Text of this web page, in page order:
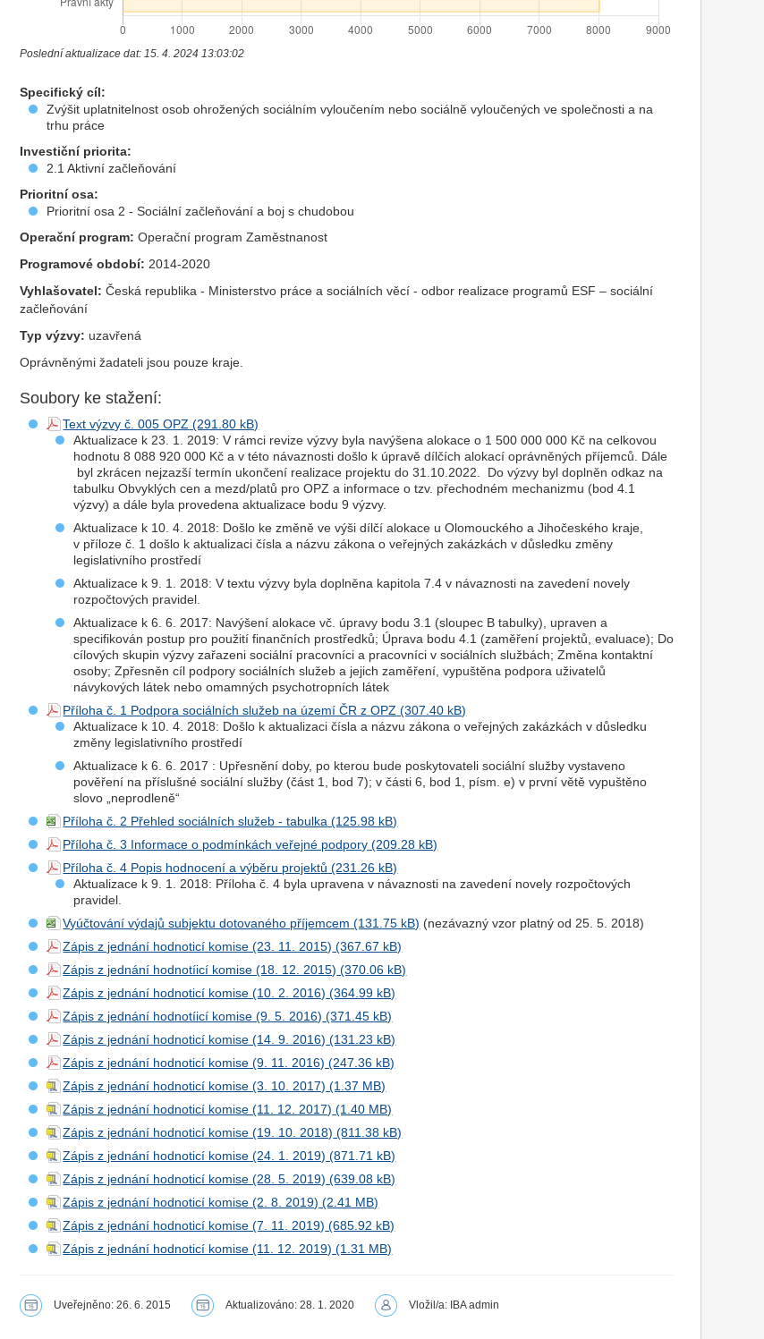
Poslední aktualizace dat: 15. 4. 2024 13:03:02
Specifický cíl:
Zvýšit uplatnitelnost osob ohrožených sociálním vyloučením nebo sociálně vyloučených ve společnosti a na
trhu práce
Investiční priorita:
2.1 Aktivní začleňování
Prioritní osa:
Prioritní osa 2 - Sociální začleňování a boj s chudobou
Operační program: Operační program Zaměstnanost
Programové období: 2014-2020
Vyhlašovatel: Česká republika - Ministerstvo práce a sociálních věcí - odbor realizace programů ESF – sociální
začleňování
Typ výzvy: uzavřená
Oprávněnými žadateli jsou pouze kraje.
Soubory ke stažení:
Text výzvy č. 005 OPZ
Aktualizace k 23. 1. 2019: V rámci revize výzvy byla navýšena alokace o 1 500 000 000 Kč na celkovou
hodnotu 8 088 920 000 Kč a v této návaznosti došlo k úpravě dílčích alokací oprávněných příjemců. Dále
byl zkrácen nejzazší termín ukončení realizace projektu do 31.10.2022. Do výzvy byl doplněn odkaz na
tabulku Obvyklých cen a mezd/platů pro OPZ a informace o tzv. přechodném mechanizmu (bod 4.1
výzvy) a dále byla provedena aktualizace bodu 9 výzvy.
Aktualizace k 10. 4. 2018: Došlo ke změně ve výši dílčí alokace u Olomouckého a Jihočeského kraje,
v příloze č. 1 došlo k aktualizaci čísla a názvu zákona o veřejných zakázkách v důsledku změny
legislativního prostředí
Aktualizace k 9. 1. 2018: V textu výzvy byla doplněna kapitola 7.4 v návaznosti na zavedení novely
rozpočtových pravidel.
Aktualizace k 6. 6. 2017: Navýšení alokace vč. úpravy bodu 3.1 (sloupec B tabulky), upraven a
specifikován postup pro použití finančních prostředků; Úprava bodu 4.1 (zaměření projektů, evaluace); Do
cílových skupin výzvy zařazeni sociální pracovníci a pracovníci v sociálních službách; Změna kontaktní
osoby; Zpřesněn cíl podpory sociálních služeb a jejich zaměření, vypuštěna podpora uživatelů
návykových látek nebo omamných psychotropních látek
Příloha č. 1 Podpora sociálních služeb na území ČR zOPZ
Aktualizace k 10. 4. 2018: Došlo k aktualizaci čísla a názvu zákona o veřejných zakázkách v důsledku
změny legislativního prostředí
Aktualizace k 6. 6. 2017 : Upřesnění doby, po kterou bude poskytovateli sociální služby vystaveno
pověření na příslušné sociální služby (část 1, bod 7); v části 6, bod 1, písm. e) v první větě vypuštěno
slovo „neprodleně“
Příloha č. 2 Přehled sociálních služeb - tabulka
Příloha č. 3 Informace o podmínkách veřejné podpory
Příloha č. 4 Popis hodnocení a výběru projektů
Aktualizace k 9. 1. 2018: Příloha č. 4 byla upravena v návaznosti na zavedení novely rozpočtových
pravidel.
Vyúčtování výdajů subjektu dotovaného příjemcem
(nezávazný vzor platný od 25. 5. 2018)
Zápis z jednání hodnoticí komise (23. 11. 2015)
Zápis z jednání hodnotíicí komise (18. 12. 2015)
Zápis z jednání hodnoticí komise (10. 2. 2016)
Zápis z jednání hodnotíicí komise (9. 5. 2016)
Zápis z jednání hodnoticí komise (14. 9. 2016)
Zápis z jednání hodnoticí komise (9. 11. 2016)
Zápis z jednání hodnoticí komise (3. 10. 2017)
Zápis z jednání hodnoticí komise (11. 12. 2017)
Zápis z jednání hodnoticí komise (19. 10. 2018)
Zápis z jednání hodnoticí komise (24. 1. 2019)
Zápis z jednání hodnoticí komise (28. 5. 2019)
Zápis z jednání hodnoticí komise (2. 8. 2019)
Zápis z jednání hodnoticí komise (7. 11. 2019)
Zápis z jednání hodnoticí komise (11. 12. 2019)
Uveřejněno: 26. 6. 2015 Aktualizováno: 28. 1. 2020 Vložil/a: IBA admin